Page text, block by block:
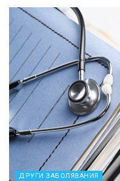
ДРУГИ ЗАБОЛЯВАНИЯ